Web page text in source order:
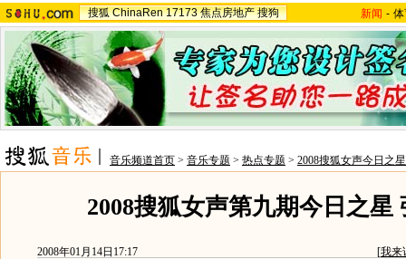
搜狐 ChinaRen 17173 焦点房地产 搜狗 新闻 -
音乐频道首页 > 音乐专题 > 热点专题 > 2008搜狐女声今日之星
2008搜狐女声第九期今日之星
2008年01月14日17:17 [我来